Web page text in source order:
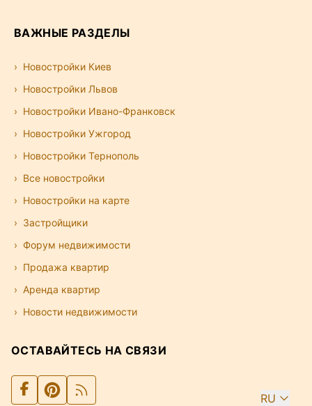
ВАЖНЫЕ РАЗДЕЛЫ
Новостройки Киев
Новостройки Львов
Новостройки Ивано-Франковск
Новостройки Ужгород
Новостройки Тернополь
Все новостройки
Новостройки на карте
Застройщики
Форум недвижимости
Продажа квартир
Аренда квартир
Новости недвижимости
ОСТАВАЙТЕСЬ НА СВЯЗИ
RU